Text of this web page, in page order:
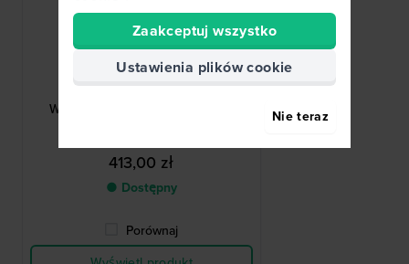
HWG
bond-6-brown1
Watch storage box Pudełko na 6
413,00 zł
● Dostępny
Porównaj
Zaakceptuj wszystko
Ustawienia plików cookie
Nie teraz